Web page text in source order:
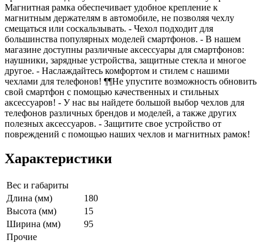
Магнитная рамка обеспечивает удобное крепление к
магнитным держателям в автомобиле, не позволяя чехлу
смещаться или соскальзывать. - Чехол подходит для
большинства популярных моделей смартфонов. - В нашем
магазине доступны различные аксессуары для смартфонов:
наушники, зарядные устройства, защитные стекла и многое
другое. - Наслаждайтесь комфортом и стилем с нашими
чехлами для телефонов! ¶¶Не упустите возможность обновить
свой смартфон с помощью качественных и стильных
аксессуаров! - У нас вы найдете большой выбор чехлов для
телефонов различных брендов и моделей, а также других
полезных аксессуаров. - Защитите свое устройство от
повреждений с помощью наших чехлов и магнитных рамок!
Характеристики
Вес и габариты
Длина (мм)
180
Высота (мм)
15
Ширина (мм)
95
Прочие